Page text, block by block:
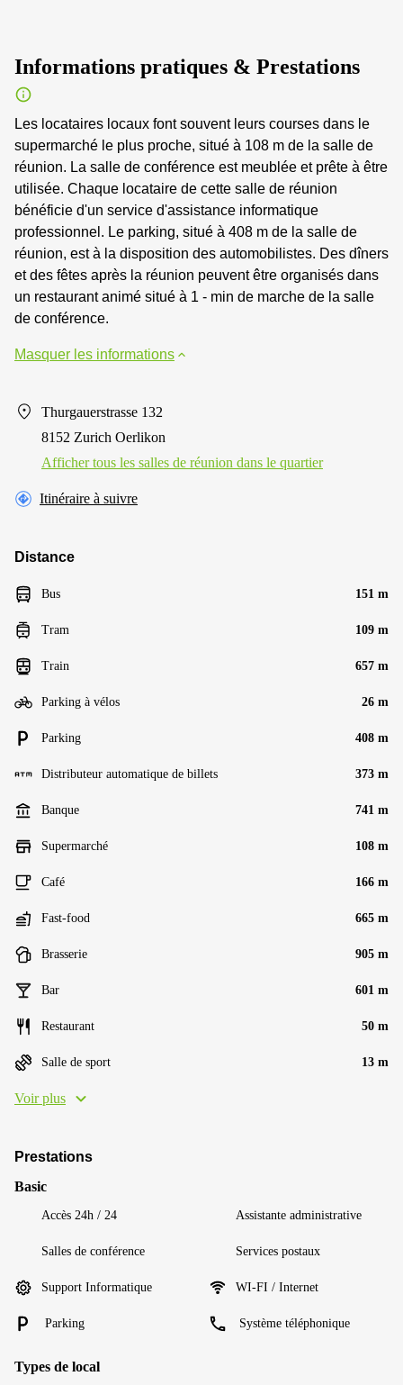
Informations pratiques & Prestations
Les locataires locaux font souvent leurs courses dans le
supermarché le plus proche, situé à 108 m de la salle de
réunion. La salle de conférence est meublée et prête à être
utilisée. Chaque locataire de cette salle de réunion
bénéficie d'un service d'assistance informatique
professionnel. Le parking, situé à 408 m de la salle de
réunion, est à la disposition des automobilistes. Des dîners
et des fêtes après la réunion peuvent être organisés dans
un restaurant animé situé à 1 - min de marche de la salle
de conférence.
Masquer les informations
Thurgauerstrasse 132
8152 Zurich Oerlikon
Afficher tous les salles de réunion dans le quartier
Itinéraire à suivre
Distance
Bus 151 m
Tram 109 m
Train 657 m
Parking à vélos 26 m
Parking 408 m
Distributeur automatique de billets 373 m
Banque 741 m
Supermarché 108 m
Café 166 m
Fast-food 665 m
Brasserie 905 m
Bar 601 m
Restaurant 50 m
Salle de sport 13 m
Voir plus
Prestations
Basic
Accès 24h / 24 Assistante administrative
Salles de conférence Services postaux
Support Informatique WI-FI / Internet
Parking Système téléphonique
Types de local